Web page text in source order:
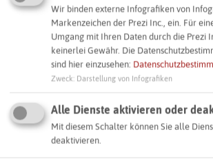
Hättest Du gedacht, wenn Du Dich
hier früher zu einem militärischem
Schon erstaunlich, oder? Das Gebiet des
lange Zeit nicht für die Öffentlichkeit
konnte sich die Natur ungestört zu
seltene Tier- und Pflanzenarten
Durch gezielte Pflege- und
Recklinghausen sollen künftig weitere
werden, die für diesen Standort typisch
Wir binden externe Infografiken von
Markenzeichen der Prezi Inc., ein. Für
Umgang mit Ihren Daten durch die Prezi
keinerlei Gewähr. Die
sind hier einzusehen:
Zweck Darstellung von Infografiken
Alle Dienste aktivieren oder
Mit diesem Schalter können Sie alle
deaktivieren.